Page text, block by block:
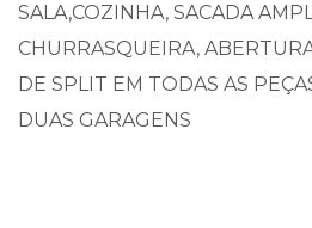
SALA,COZINHA, SACADA
CHURRASQUEIRA,
DE SPLIT EM TODAS AS
DUAS GARAGENS